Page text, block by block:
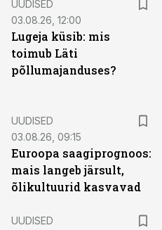
UUDISED
03.08.26, 12:00
Lugeja küsib: mis
toimub Läti
põllumajanduses?
UUDISED
03.08.26, 09:15
Euroopa saagiprognoos:
mais langeb järsult,
õlikultuurid kasvavad
UUDISED